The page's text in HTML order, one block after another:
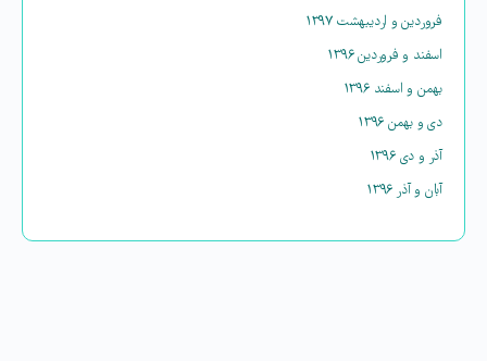
فروردین و اردیبهشت ۱۳۹۷
اسفند و فروردین ۱۳۹۶
بهمن و اسفند ۱۳۹۶
دی و بهمن ۱۳۹۶
آذر و دی ۱۳۹۶
آبان و آذر ۱۳۹۶